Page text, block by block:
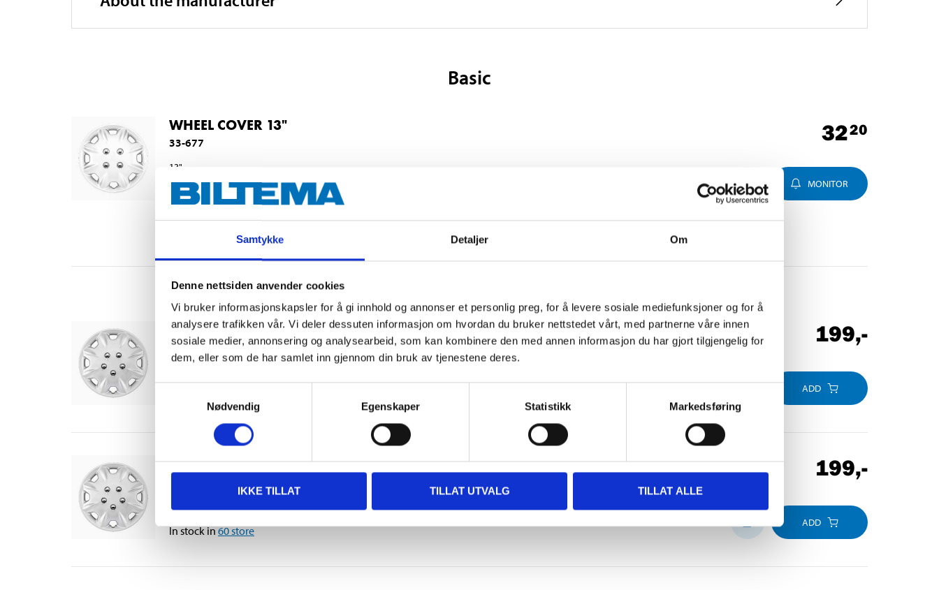
Samtykke Detaljer Om
Denne nettsiden anvender cookies
Vi bruker informasjonskapsler for å gi innhold og annonser et personlig preg, for å levere sosiale mediefunksjoner og for å
analysere trafikken vår. Vi deler dessuten informasjon om hvordan du bruker nettstedet vårt, med partnerne våre innen
sosiale medier, annonsering og analysearbeid, som kan kombinere den med annen informasjon du har gjort tilgjengelig for
dem, eller som de har samlet inn gjennom din bruk av tjenestene deres.
Nødvendig
Egenskaper Statistikk Markedsføring
IKKE TILLAT TILLAT UTVALG TILLAT ALLE
Basic
WHEEL COVER 13"
33-677
13"
Design
Basic
Size, wheel: 13Inches
3220
MONITOR
Hubcaps Basic, 14", 4 pcs.
33-678 199,-
ADD
Hubcaps Basic, 15", 4 pcs.
Size
In stock in60store
199,-
ADD